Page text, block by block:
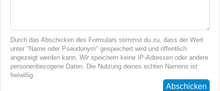
Durch das Abschicken des Formulars stimmst du zu, dass der Wert
unter "Name oder Pseudonym" gespeichert wird und öffentlich
angezeigt werden kann. Wir speichern keine IP-Adressen oder andere
personenbezogene Daten. Die Nutzung deines echten Namens ist
freiwillig.
Abschicken